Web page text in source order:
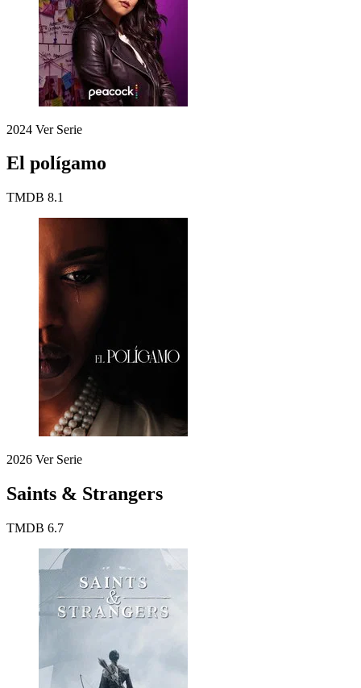
2024 Ver Serie
El polígamo
TMDB 8.1
2026 Ver Serie
Saints & Strangers
TMDB 6.7